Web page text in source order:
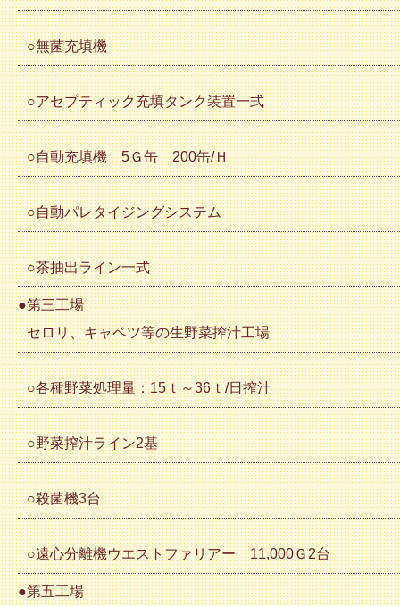
○無菌充填機
○アセプティック充填タンク装置一式
○自動充填機 5Ｇ缶 200缶/Ｈ
○自動パレタイジングシステム
○茶抽出ライン一式
●第三工場
セロリ、キャベツ等の生野菜搾汁工場
○各種野菜処理量：15ｔ～36ｔ/日搾汁
○野菜搾汁ライン2基
○殺菌機3台
○遠心分離機ウエストファリアー 11,000Ｇ2台
●第五工場